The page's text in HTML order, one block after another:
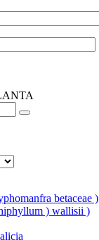
betaceae )
) wallisii )